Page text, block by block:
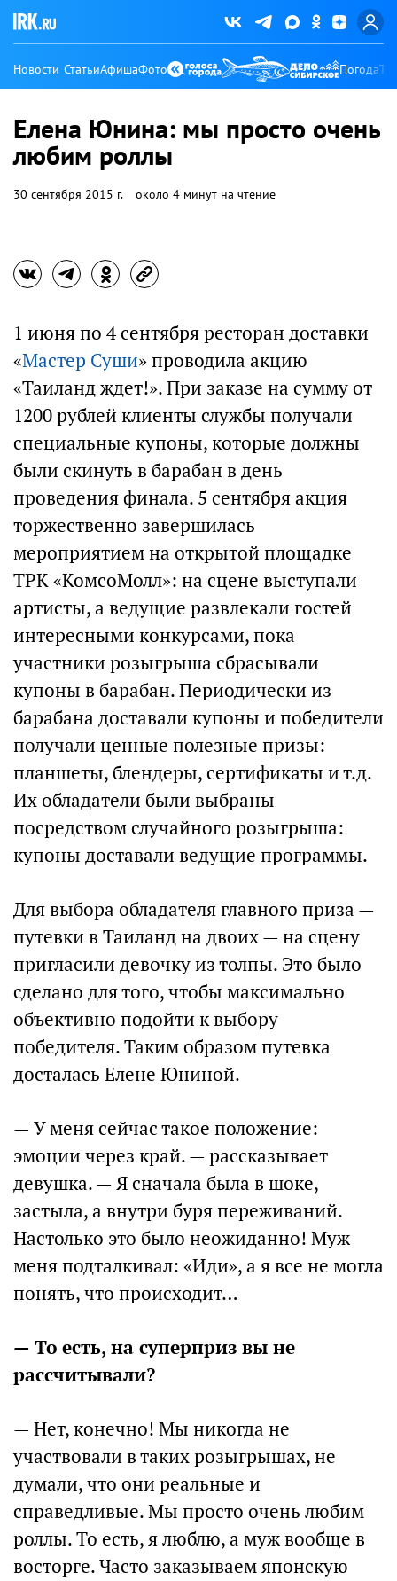
Новости СтатьиАфишаФото Погода
Елена Юнина: мы просто очень
любим роллы
30 сентября 2015 г. около 4 минут на чтение
1 июня по 4 сентября ресторан доставки
«Мастер Суши» проводила акцию
«Таиланд ждет!». При заказе на сумму от
1200 рублей клиенты службы получали
специальные купоны, которые должны
были скинуть в барабан в день
проведения финала. 5 сентября акция
торжественно завершилась
мероприятием на открытой площадке
ТРК «КомсоМолл»: на сцене выступали
артисты, а ведущие развлекали гостей
интересными конкурсами, пока
участники розыгрыша сбрасывали
купоны в барабан. Периодически из
барабана доставали купоны и победители
получали ценные полезные призы:
планшеты, блендеры, сертификаты и т.д.
Их обладатели были выбраны
посредством случайного розыгрыша:
купоны доставали ведущие программы.
Для выбора обладателя главного приза —
путевки в Таиланд на двоих — на сцену
пригласили девочку из толпы. Это было
сделано для того, чтобы максимально
объективно подойти к выбору
победителя. Таким образом путевка
досталась Елене Юниной.
— У меня сейчас такое положение:
эмоции через край. — рассказывает
девушка. — Я сначала была в шоке,
застыла, а внутри буря переживаний.
Настолько это было неожиданно! Муж
меня подталкивал: «Иди», а я все не могла
понять, что происходит…
— То есть, на суперприз вы не
рассчитывали?
— Нет, конечно! Мы никогда не
участвовали в таких розыгрышах, не
думали, что они реальные и
справедливые. Мы просто очень любим
роллы. То есть, я люблю, а муж вообще в
восторге. Часто заказываем японскую